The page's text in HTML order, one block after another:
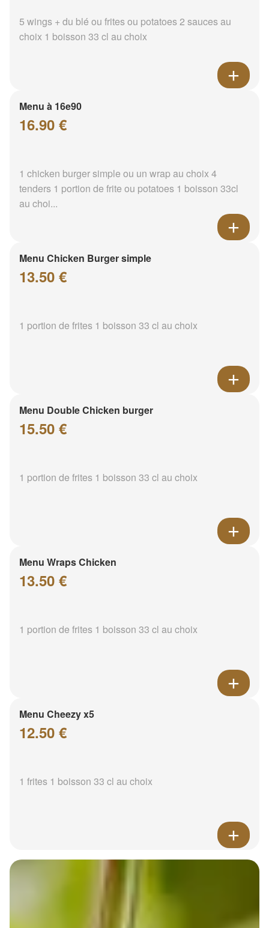
5 wings + du blé ou frites ou potatoes 2 sauces au
choix 1 boisson 33 cl au choix
Menu à 16e90
16.90 €
1 chicken burger simple ou un wrap au choix 4
tenders 1 portion de frite ou potatoes 1 boisson 33cl
au choi...
Menu Chicken Burger simple
13.50 €
1 portion de frites 1 boisson 33 cl au choix
Menu Double Chicken burger
15.50 €
1 portion de frites 1 boisson 33 cl au choix
Menu Wraps Chicken
13.50 €
1 portion de frites 1 boisson 33 cl au choix
Menu Cheezy x5
12.50 €
1 frites 1 boisson 33 cl au choix